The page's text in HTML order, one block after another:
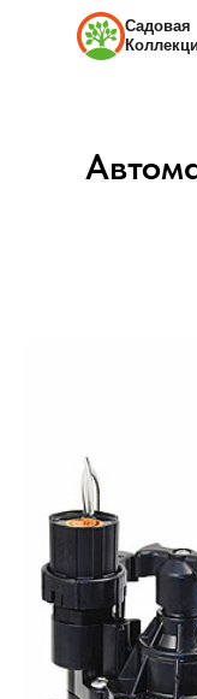
Садовая